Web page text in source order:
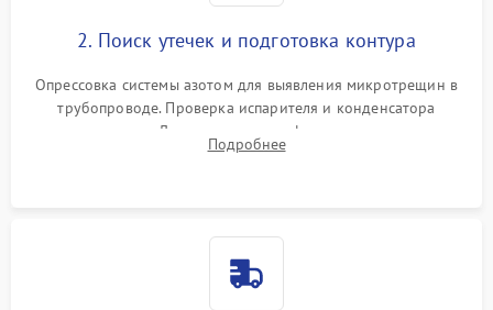
2. Поиск утечек и подготовка контура
Опрессовка системы азотом для выявления микротрещин в
трубопроводе. Проверка испарителя и конденсатора
течеискателем. Демонтаж старого фильтра-осушителя и
продувка капиллярной трубки для устранения засоров.
Подробнее